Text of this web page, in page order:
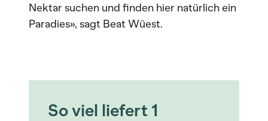
Nektar suchen und finden hier natürlich ein
Paradies», sagt Beat Wüest.
So viel liefert 1